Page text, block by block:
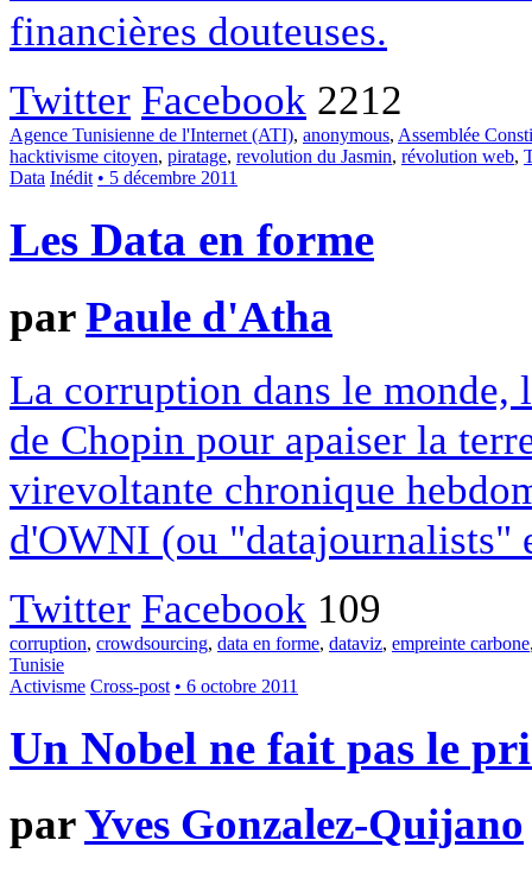
financières douteuses.
Twitter Facebook 2212
Agence Tunisienne de l'Internet (ATI), anonymous, Assemblée
hacktivisme citoyen, piratage, revolution du Jasmin, révolution web,
Data Inédit • 5 décembre 2011
Les Data en forme
parPaule d'Atha
La corruption dans le monde,
de Chopin pour apaiser la
virevoltante chronique
d'OWNI (ou "datajournalists"
Twitter Facebook 109
corruption, crowdsourcing, data en forme, dataviz, empreinte carbone
Tunisie
Activisme Cross-post • 6 octobre 2011
Un Nobel ne fait pas le
parYves Gonzalez-Quijano